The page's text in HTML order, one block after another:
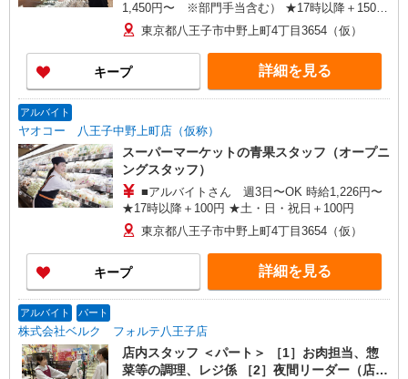
1,450円〜 ※部門手当含む） ★17時以降＋150円
★土・日・祝日＋100円 ★賞与年2回あり ■アルバ
イトさん 週3日〜OK 時給1,226円〜 ★17時以降
＋100円 ★土・日・祝日＋100円
東京都八王子市中野上町4丁目3654（仮）
キープ 詳細を見る
アルバイト
ヤオコー 八王子中野上町店（仮称）
スーパーマーケットの青果スタッフ（オープニ
ングスタッフ）
■アルバイトさん 週3日〜OK 時給1,226円〜
★17時以降＋100円 ★土・日・祝日＋100円
東京都八王子市中野上町4丁目3654（仮）
キープ 詳細を見る
アルバイト パート
株式会社ベルク フォルテ八王子店
店内スタッフ ＜パート＞ ［1］お肉担当、惣
菜等の調理、レジ係 ［2］夜間リーダー（店舗